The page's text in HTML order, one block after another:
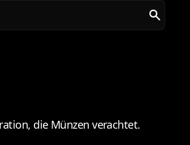
die Münzen verachtet.